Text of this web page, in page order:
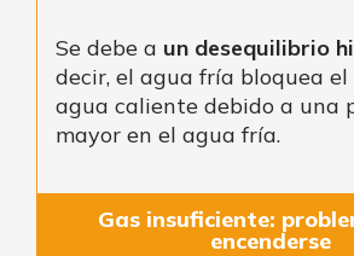
Se debe a un desequilibrio
decir, el agua fría bloquea el
agua caliente debido a una
mayor en el agua fría.
Gas insuficiente:
encenderse